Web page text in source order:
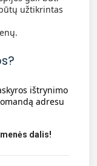
užtikrintas
ištrynimo
adresu
dalis!